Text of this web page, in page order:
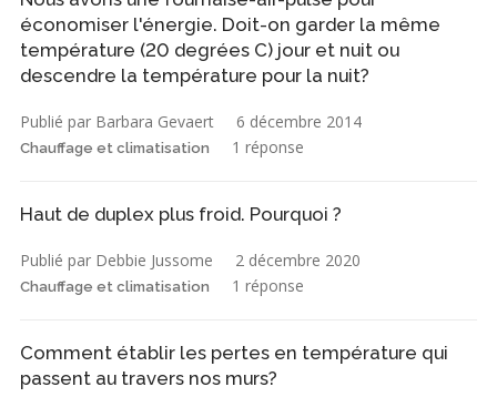
économiser l'énergie. Doit-on garder la même
température (20 degrées C) jour et nuit ou
descendre la température pour la nuit?
Publié par Barbara Gevaert 6 décembre 2014
Chauffage et climatisation 1 réponse
Haut de duplex plus froid. Pourquoi ?
Publié par Debbie Jussome 2 décembre 2020
Chauffage et climatisation 1 réponse
Comment établir les pertes en température qui
passent au travers nos murs?